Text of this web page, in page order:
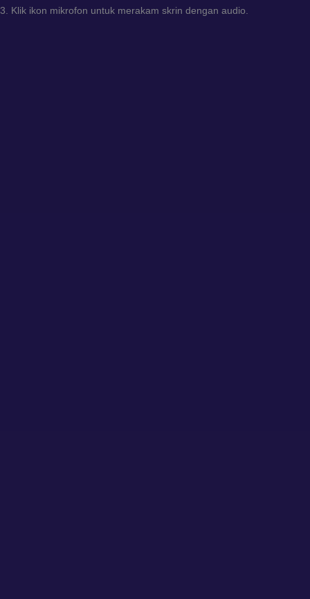
3. Klik ikon mikrofon untuk merakam skrin dengan audio.